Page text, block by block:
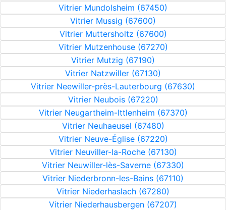
Vitrier Mundolsheim (67450)
Vitrier Mussig (67600)
Vitrier Muttersholtz (67600)
Vitrier Mutzenhouse (67270)
Vitrier Mutzig (67190)
Vitrier Natzwiller (67130)
Vitrier Neewiller-près-Lauterbourg (67630)
Vitrier Neubois (67220)
Vitrier Neugartheim-Ittlenheim (67370)
Vitrier Neuhaeusel (67480)
Vitrier Neuve-Église (67220)
Vitrier Neuviller-la-Roche (67130)
Vitrier Neuwiller-lès-Saverne (67330)
Vitrier Niederbronn-les-Bains (67110)
Vitrier Niederhaslach (67280)
Vitrier Niederhausbergen (67207)